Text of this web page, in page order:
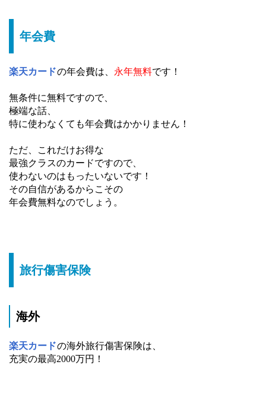
年会費
楽天カードの年会費は、 永年無料です！
無条件に無料ですので、
極端な話、
特に使わなくても年会費はかかりません！
ただ、これだけお得な
最強クラスのカードですので、
使わないのはもったいないです！
その自信があるからこその
年会費無料なのでしょう。
旅行傷害保険
海外
楽天カードの海外旅行傷害保険は、
充実の最高2000万円！